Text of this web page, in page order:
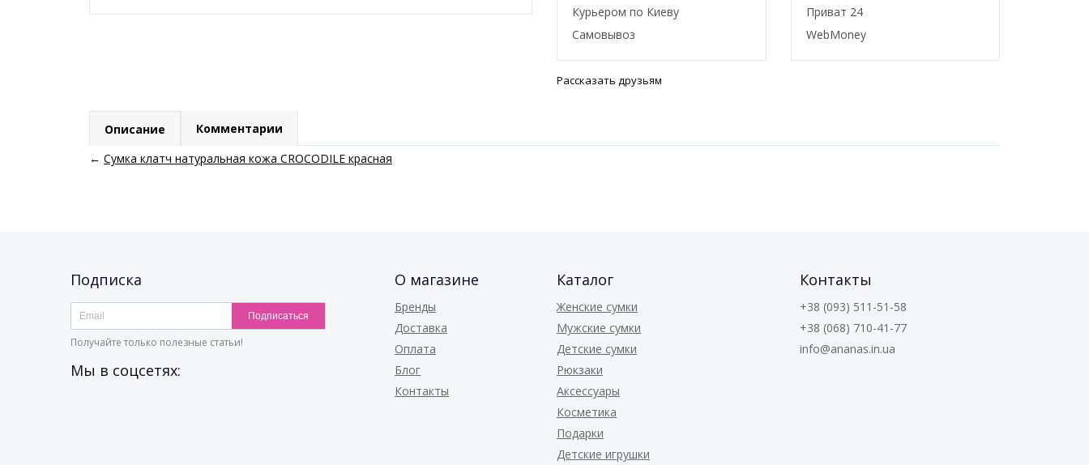
Курьером по Киеву
Самовывоз
Приват 24
WebMoney
Рассказать друзьям
Описание
Комментарии
← Сумка клатч натуральная кожа CROCODILE красная
Подписка
Подписаться
Получайте только полезные статьи!
Мы в соцсетях:
О магазине
Бренды
Доставка
Оплата
Блог
Контакты
Каталог
Женские сумки
Мужские сумки
Детские сумки
Рюкзаки
Аксессуары
Косметика
Подарки
Детские игрушки
Контакты
+38 (093) 511-51-58
+38 (068) 710-41-77
info@ananas.in.ua